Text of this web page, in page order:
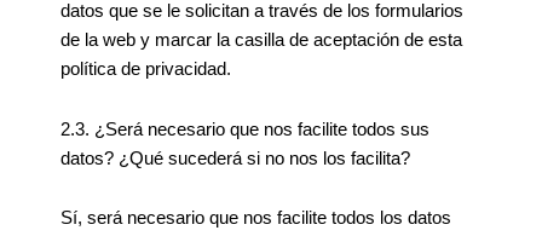
datos que se le solicitan a través de los formularios
de la web y marcar la casilla de aceptación de esta
política de privacidad.
2.3. ¿Será necesario que nos facilite todos sus
datos? ¿Qué sucederá si no nos los facilita?
Sí, será necesario que nos facilite todos los datos